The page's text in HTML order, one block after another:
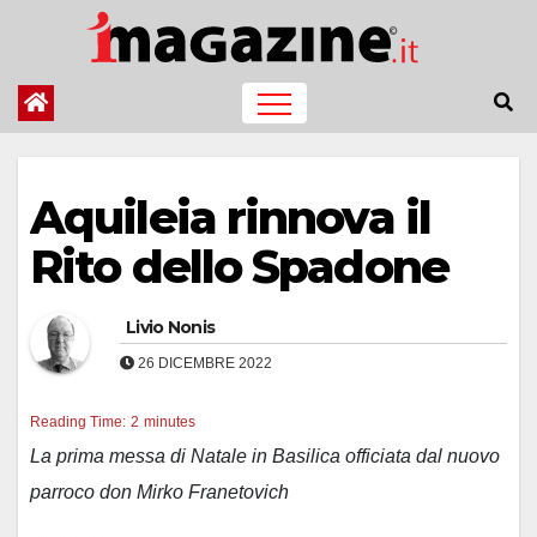
contenuto
Aquileia rinnova il
Rito dello Spadone
Livio Nonis
26 DICEMBRE 2022
Reading Time: 2 minutes
La prima messa di Natale in Basilica officiata dal nuovo
parroco don Mirko Franetovich